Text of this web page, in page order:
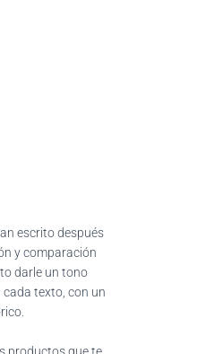
escrito después
y comparación
darle un tono
texto, con un